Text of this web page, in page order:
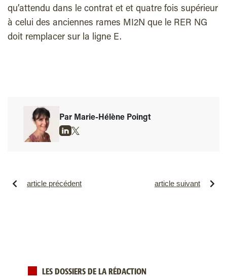
qu’attendu dans le contrat et et quatre fois supérieur
à celui des anciennes rames MI2N que le RER NG
doit remplacer sur la ligne E.
Par Marie-Hélène Poingt
article précédent article suivant
LES DOSSIERS DE LA RÉDACTION